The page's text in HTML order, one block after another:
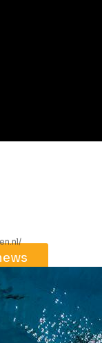
Maps©OpenStreetMap